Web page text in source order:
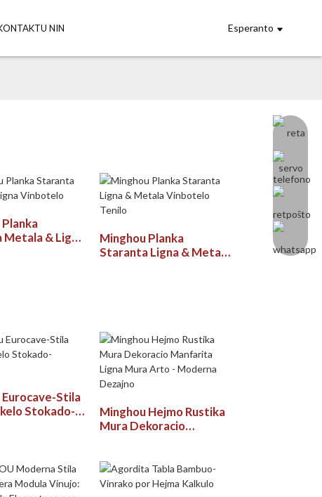
NIN Esperanto
& Ligna
Minghou Planka
Staranta Ligna & Metala
Stila
Stokado-
Minghou Hejmo Rustika
Mura Dekoracio